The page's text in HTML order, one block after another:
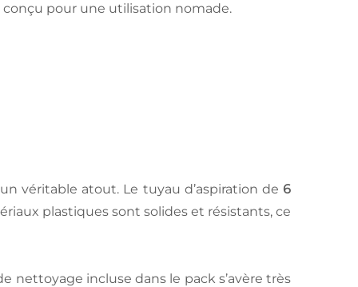
conçu pour une utilisation nomade.
véritable atout. Le tuyau d’aspiration de 6
plastiques sont solides et résistants, ce
nettoyage incluse dans le pack s’avère très